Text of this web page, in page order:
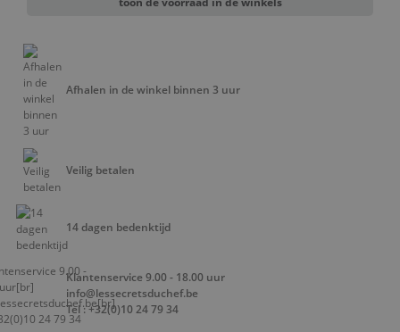
Afhalen in de winkel binnen 3 uur
Veilig betalen
14 dagen bedenktijd
Klantenservice 9.00 - 18.00 uur
info@lessecretsduchef.be
Tel : +32(0)10 24 79 34